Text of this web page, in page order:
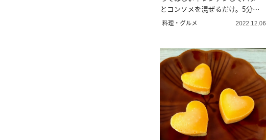
とコンソメを混ぜるだけ。5分レ
シピ
料理・グルメ 2022.12.06